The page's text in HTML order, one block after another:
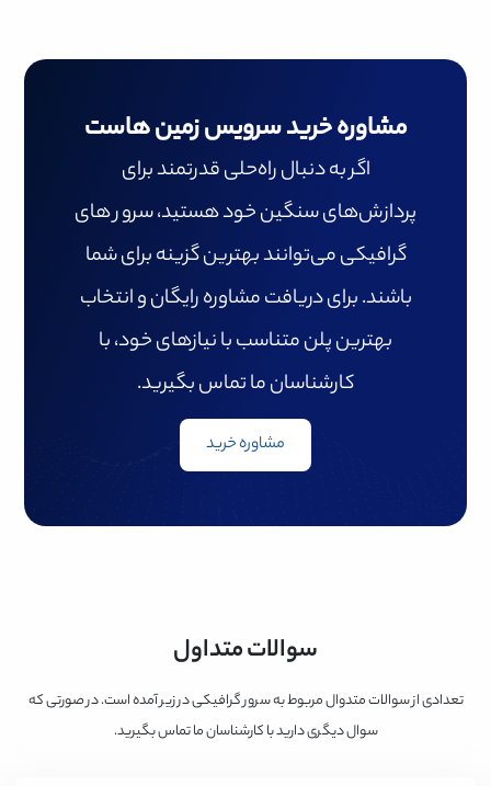
مشاوره خرید سرویس زمین هاست
اگر به دنبال راه‌حلی قدرتمند برای
پردازش‌های سنگین خود هستید، سرور های
گرافیکی می‌توانند بهترین گزینه برای شما
باشند. برای دریافت مشاوره رایگان و انتخاب
بهترین پلن متناسب با نیازهای خود، با
کارشناسان ما تماس بگیرید.
مشاوره خرید
سوالات متداول
تعدادی از سوالات متدوال مربوط به سرور گرافیکی در زیر آمده است. در صورتی که
سوال دیگری دارید با کارشناسان ما تماس بگیرید.